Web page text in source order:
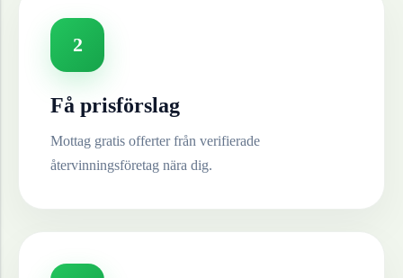
2
Få prisförslag
Mottag gratis offerter från verifierade
återvinningsföretag nära dig.